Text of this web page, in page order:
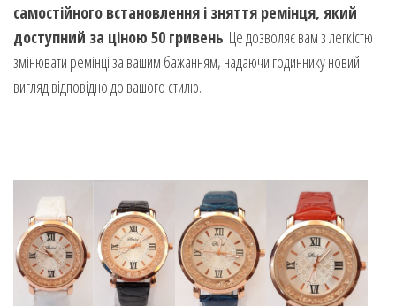
самостійного встановлення і зняття ремінця, який
доступний за ціною 50 гривень. Це дозволяє вам з легкістю
змінювати ремінці за вашим бажанням, надаючи годиннику новий
вигляд відповідно до вашого стилю.